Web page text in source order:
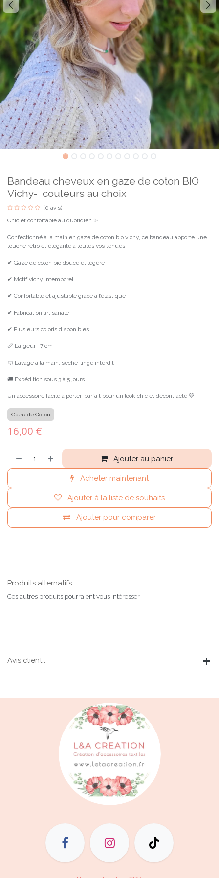
Bandeau cheveux en gaze de coton BIO
Vichy- couleurs au choix
(0 avis)
Chic et confortable au quotidien ✨
Confectionné à la main en gaze de coton bio vichy, ce bandeau apporte une
touche rétro et élégante à toutes vos tenues.
✔ Gaze de coton bio douce et légère
✔ Motif vichy intemporel
✔ Confortable et ajustable grâce à l’élastique
✔ Fabrication artisanale
✔ Plusieurs coloris disponibles
📏 Largeur : 7 cm
🧼 Lavage à la main, sèche-linge interdit
🚚 Expédition sous 3 à 5 jours
Un accessoire facile à porter, parfait pour un look chic et décontracté 💛
Gaze de Coton
16,00 €
Ajouter au panier
Acheter maintenant
Ajouter pour comparer
Ajouter à la liste de souhaits
Produits alternatifs
Ces autres produits pourraient vous intéresser
Avis client :